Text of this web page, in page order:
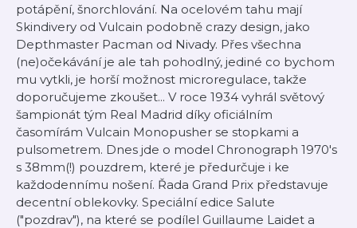
potápění, šnorchlování. Na ocelovém tahu mají
Skindivery od Vulcain podobně crazy design, jako
Depthmaster Pacman od Nivady. Přes všechna
(ne)očekávání je ale tah pohodlný, jediné co bychom
mu vytkli, je horší možnost microregulace, takže
doporučujeme zkoušet... V roce 1934 vyhrál světový
šampionát tým Real Madrid díky oficiálním
časomírám Vulcain Monopusher se stopkami a
pulsometrem. Dnes jde o model Chronograph 1970's
s 38mm(!) pouzdrem, které je předurčuje i ke
každodennímu nošení. Řada Grand Prix představuje
decentní oblekovky. Speciální edice Salute
("pozdrav"), na které se podílel Guillaume Laidet a